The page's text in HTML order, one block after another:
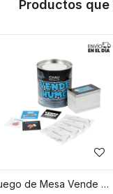
Productos
Juego de Mesa Vende Humo